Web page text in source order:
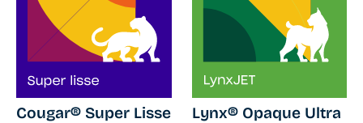
Cougar® Super Lisse Lynx® Opaque Ultra